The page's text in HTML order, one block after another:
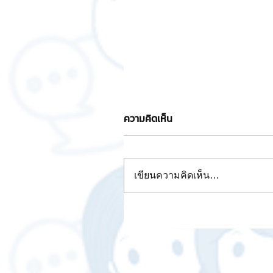
Dead stock เทคนิค วิธีการ
สต๊อกยังไงให้ขายออก
ความคิดเห็น
เขียนความคิดเห็น…